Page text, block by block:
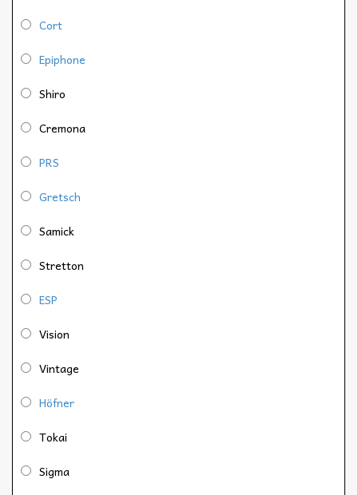
Cort
Epiphone
Shiro
Cremona
PRS
Gretsch
Samick
Stretton
ESP
Vision
Vintage
Höfner
Tokai
Sigma